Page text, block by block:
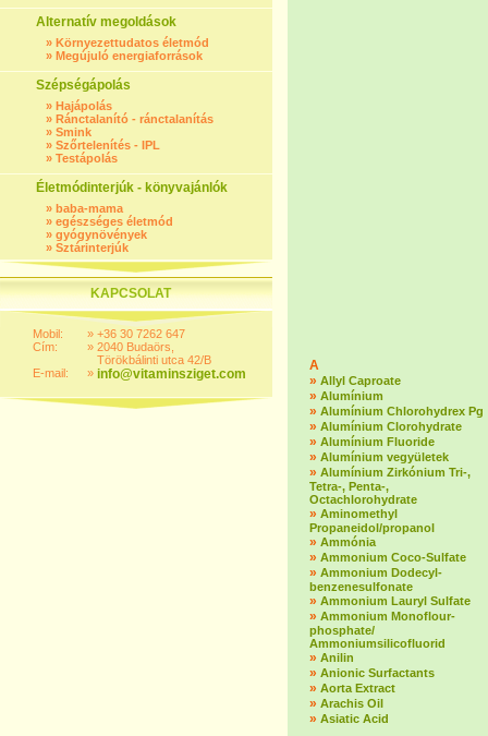
Alternatív megoldások
» Környezettudatos életmód
» Megújuló energiaforrások
Szépségápolás
» Hajápolás
» Ránctalanító - ránctalanítás
» Smink
» Szőrtelenítés - IPL
» Testápolás
Életmódinterjúk - könyvajánlók
» baba-mama
» egészséges életmód
» gyógynövények
» Sztárinterjúk
KAPCSOLAT
Mobil:
Cím:
E-mail:
»
»
»
+36 30 7262 647
2040 Budaörs,
Törökbálinti utca 42/B
info@vitaminsziget.com
A
» Allyl Caproate
» Alumínium
» Alumínium Chlorohydrex Pg
» Alumínium Clorohydrate
» Alumínium Fluoride
» Alumínium vegyületek
» Alumínium Zirkónium Tri-,
Tetra-, Penta-,
Octachlorohydrate
» Aminomethyl
Propaneidol/propanol
» Ammónia
» Ammonium Coco-Sulfate
» Ammonium Dodecyl-
benzenesulfonate
» Ammonium Lauryl Sulfate
» Ammonium Monoflour-
phosphate/
Ammoniumsilicofluorid
» Anilin
» Anionic Surfactants
» Aorta Extract
» Arachis Oil
» Asiatic Acid